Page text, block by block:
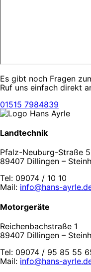
Es gibt noch Fragen
Ruf uns einfach direkt
01515 7984839
Landtechnik
Pfalz-Neuburg-Straße
89407 Dillingen –
Tel: 09074 / 10 10
Mail: info@hans-
Motorgeräte
Reichenbachstraße 1
89407 Dillingen –
Tel: 09074 / 95 85 55
Mail: info@hans-